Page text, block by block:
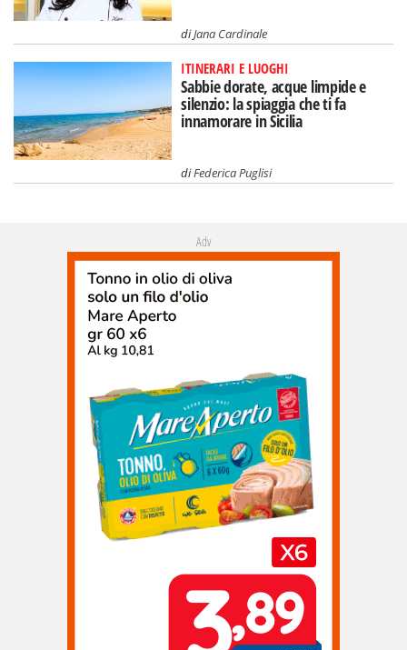
diJana Cardinale
ITINERARI E LUOGHI
Sabbie dorate, acque limpide e
silenzio: la spiaggia che ti fa
innamorare in Sicilia
diFederica Puglisi
Adv